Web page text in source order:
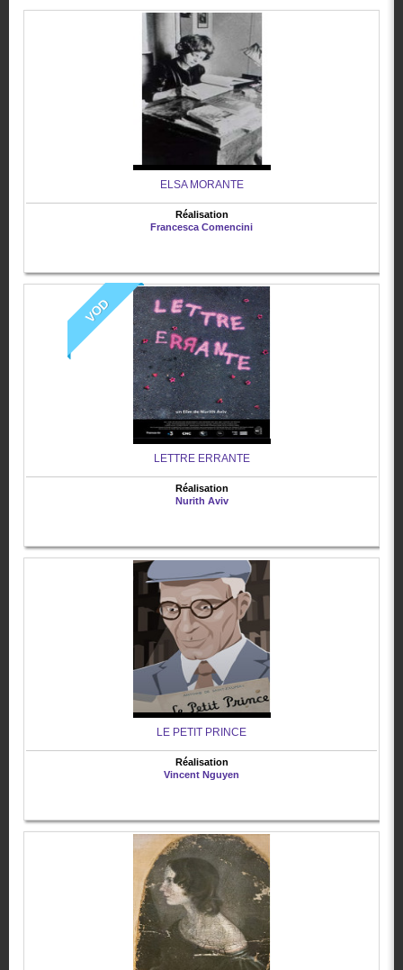
ELSA MORANTE
Réalisation
Francesca Comencini
VOD
LETTRE ERRANTE
Réalisation
Nurith Aviv
LE PETIT PRINCE
Réalisation
Vincent Nguyen